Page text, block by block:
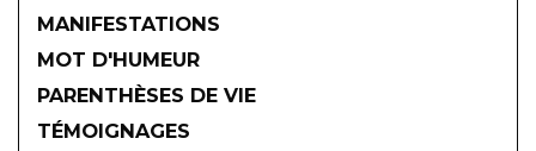
MANIFESTATIONS
MOT D'HUMEUR
PARENTHÈSES DE VIE
TÉMOIGNAGES
JANVIER